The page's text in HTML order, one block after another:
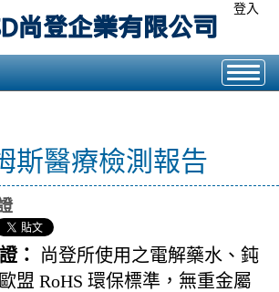
登入
斯醫療檢測報告
：
尚登所使用之電解藥水、鈍
盟 RoHS 環保標準，無重金屬